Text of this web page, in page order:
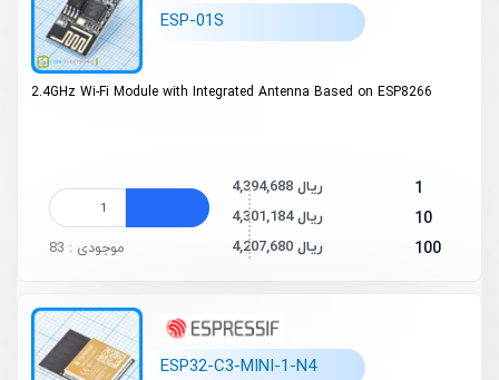
ESP-01S
2.4GHz Wi-Fi Module with Integrated Antenna Based on ESP8266
1 4,394,688 ریال
10 4,301,184 ریال
100 4,207,680 ریال موجودی : 83
ESP32-C3-MINI-1-N4